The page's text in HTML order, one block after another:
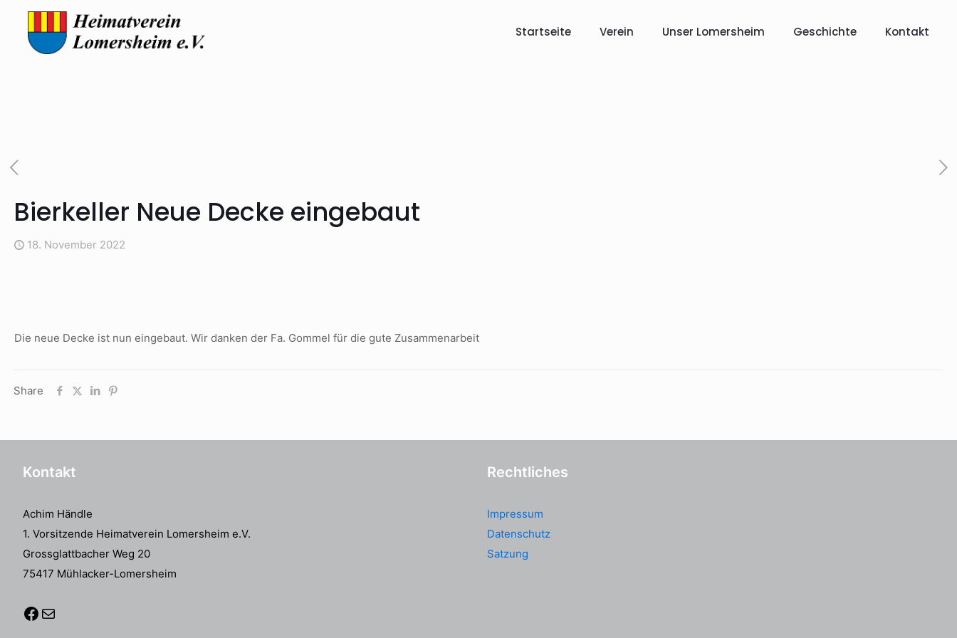
Startseite Verein Unser Lomersheim Geschichte Kontakt
Bierkeller Neue Decke eingebaut
18. November 2022
Die neue Decke ist nun eingebaut. Wir danken der Fa. Gommel für die gute Zusammenarbeit
Share
Kontakt
Achim Händle
1. Vorsitzende Heimatverein Lomersheim e.V.
Grossglattbacher Weg 20
75417 Mühlacker-Lomersheim
Facebook
E-Mail
Rechtliches
Impressum
Datenschutz
Satzung